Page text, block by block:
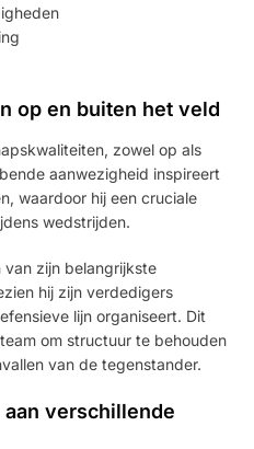
op en buiten het veld
zowel op als
aanwezigheid inspireert
waardoor hij een cruciale
wedstrijden.
van zijn belangrijkste
hij zijn verdedigers
lijn organiseert. Dit
om structuur te behouden
van de tegenstander.
verschillende